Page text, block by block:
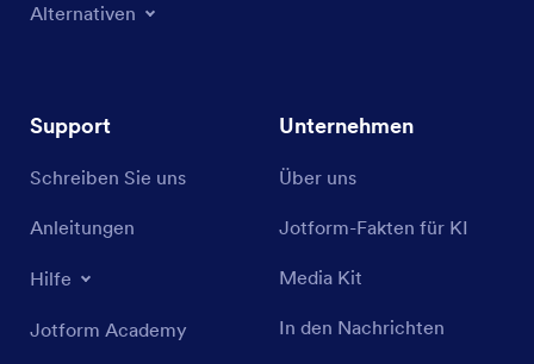
Alternativen
Support
Schreiben Sie uns
Anleitungen
Hilfe
Jotform Academy
Unternehmen
Über uns
Jotform-Fakten für KI
Media Kit
In den Nachrichten